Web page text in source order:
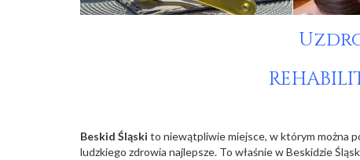
Beskid Śląski to niewątpliwie miejsce, w którym można
ludzkiego zdrowia najlepsze. To właśnie w Beskidzie